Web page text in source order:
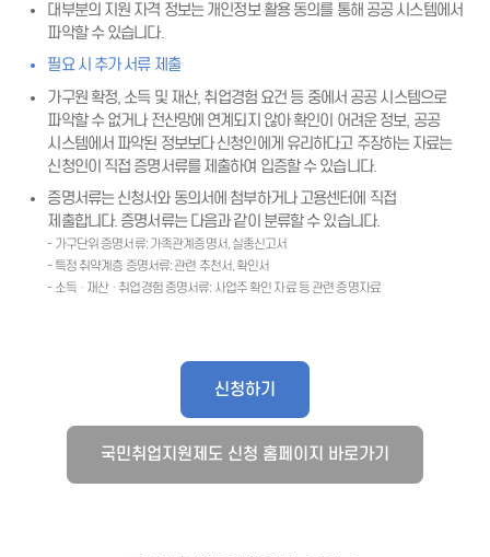
대부분의 지원 자격 정보는 개인정보 활용 동의를 통해 공공 시스템에서
파악할 수 있습니다.
필요 시 추가 서류 제출
가구원 확정, 소득 및 재산, 취업경험 요건 등 중에서 공공 시스템으로
파악할 수 없거나 전산망에 연계되지 않아 확인이 어려운 정보, 공공
시스템에서 파악된 정보보다 신청인에게 유리하다고 주장하는 자료는
신청인이 직접 증명서류를 제출하여 입증할 수 있습니다.
증명서류는 신청서와 동의서에 첨부하거나 고용센터에 직접
제출합니다. 증명서류는 다음과 같이 분류할 수 있습니다.
- 가구단위 증명서류: 가족관계증명서, 실종신고서
- 특정 취약계층 증명서류: 관련 추천서, 확인서
- 소득ᆞ재산ᆞ취업경험 증명서류: 사업주 확인 자료 등 관련 증명자료